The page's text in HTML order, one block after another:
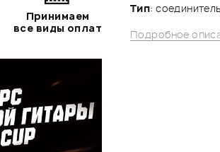
Тип:
Подробное
Принимаем
все виды оплат